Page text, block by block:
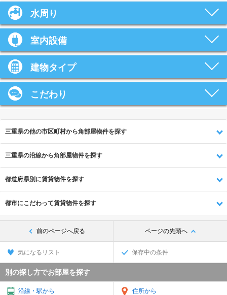
水周り
室内設備
建物タイプ
こだわり
三重県の他の市区町村から角部屋物件を探す
三重県の沿線から角部屋物件を探す
都道府県別に賃貸物件を探す
都市にこだわって賃貸物件を探す
前のページへ戻る ページの先頭へ
気になるリスト 保存中の条件
別の探し方でお部屋を探す
沿線・駅から 住所から